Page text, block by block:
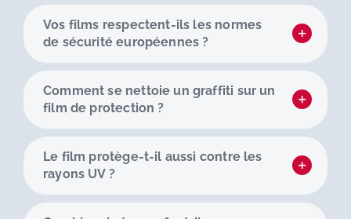
Vos films respectent-ils les normes
de sécurité européennes ?
Comment se nettoie un graffiti sur un
film de protection ?
Le film protège-t-il aussi contre les
rayons UV ?